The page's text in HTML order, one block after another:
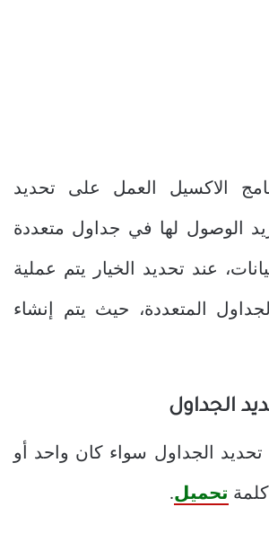
الاكسيل العمل على تحديد
الوصول لها في جداول متعددة
عند تحديد الخيار يتم عملية
المتعددة، حيث يتم إنشاء
الجداول
الجداول سواء كان واحد أو
تحميل.